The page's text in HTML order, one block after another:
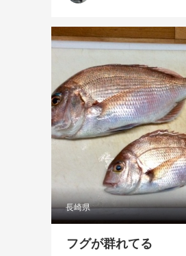
長崎県
フグが群れてる